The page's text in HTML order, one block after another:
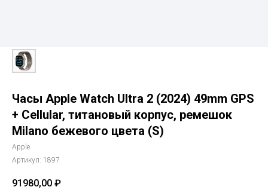
Часы Apple Watch Ultra 2 (2024) 49mm GPS
+ Cellular, титановый корпус, ремешок
Milano бежевого цвета (S)
Apple
Артикул: 1897
91980,00 ₽